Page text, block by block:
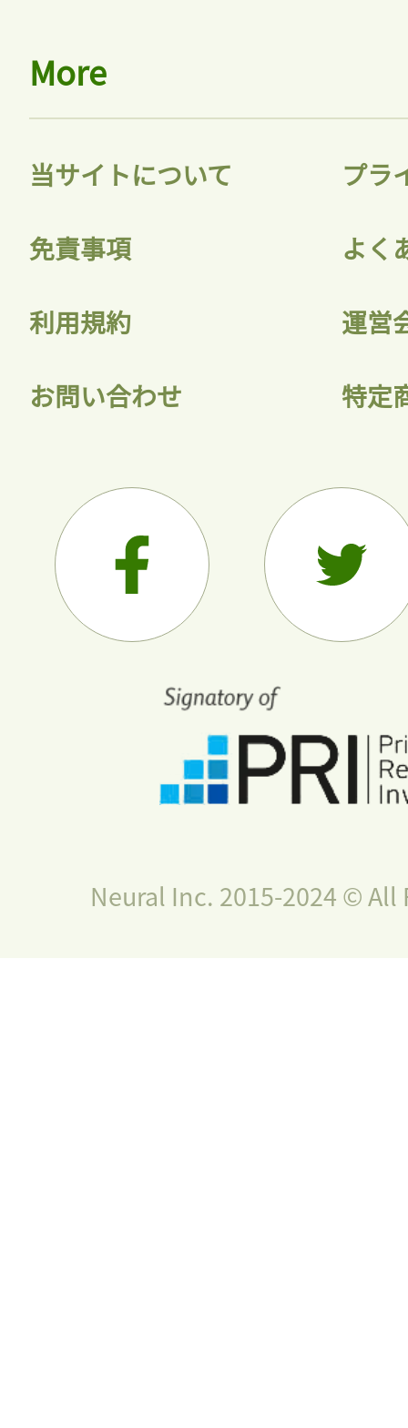
会員登録
More
当サイトについて プラ
免責事項 よく
利用規約 運営
お問い合わせ 特定
Neural Inc. 2015-2024 © All